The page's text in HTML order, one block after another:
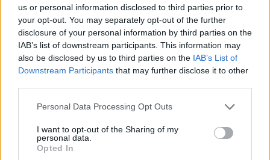
us or personal information disclosed to third parties prior to
your opt-out. You may separately opt-out of the further
disclosure of your personal information by third parties on the
IAB’s list of downstream participants. This information may
also be disclosed by us to third parties on the IAB’s List of
Downstream Participants that may further disclose it to other
Please note that this website/app uses one or more Google
not limited to your visit or usage behaviour. You may click to
grant or deny consent to Google and its third-party tags to
use your data for below specified purposes in below Google
Personal Data Processing Opt Outs
I want to opt-out of the Sharing of my
personal data.
Opted In
Εκτός από τα διάφορα οφέλη που προσφέρει
στην υγεία, μπορείτε να χρησιμοποιήσετε το λάδι